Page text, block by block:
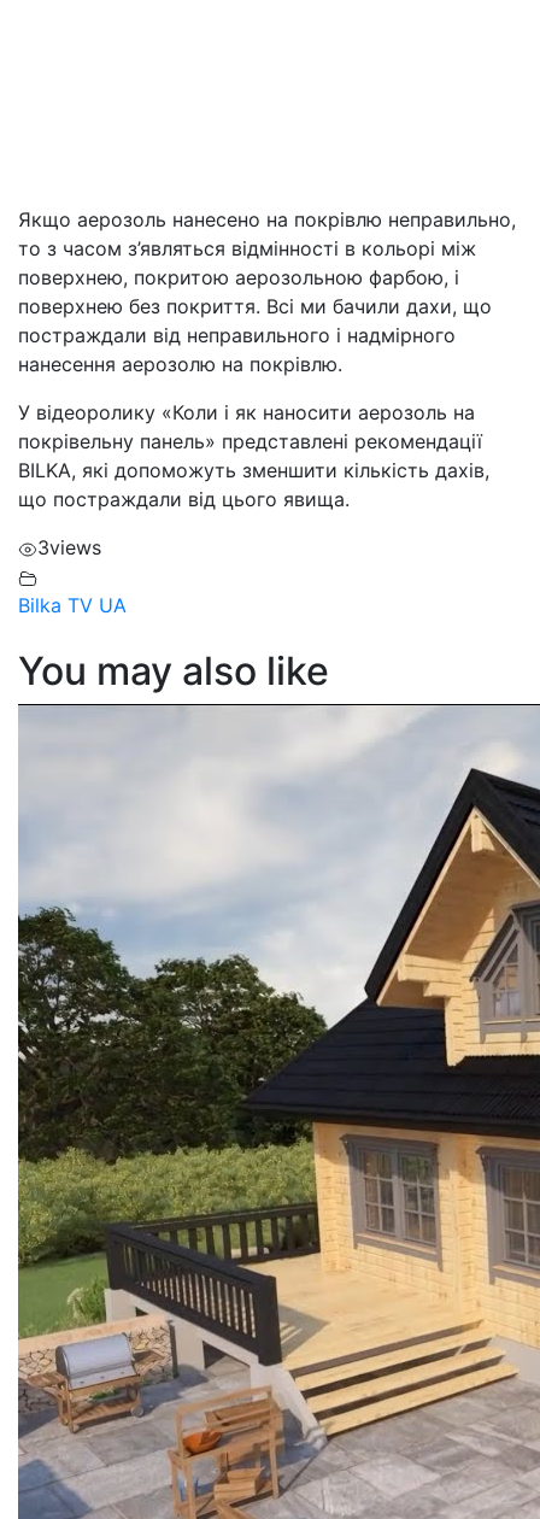
Якщо аерозоль нанесено на покрівлю неправильно,
то з часом з’являться відмінності в кольорі між
поверхнею, покритою аерозольною фарбою, і
поверхнею без покриття. Всі ми бачили дахи, що
постраждали від неправильного і надмірного
нанесення аерозолю на покрівлю.
У відеоролику «Коли і як наносити аерозоль на
покрівельну панель» представлені рекомендації
BILKA, які допоможуть зменшити кількість дахів,
що постраждали від цього явища.
3views
Bilka TV UA
You may also like